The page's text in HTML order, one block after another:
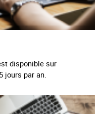
disponible sur
jours par an.